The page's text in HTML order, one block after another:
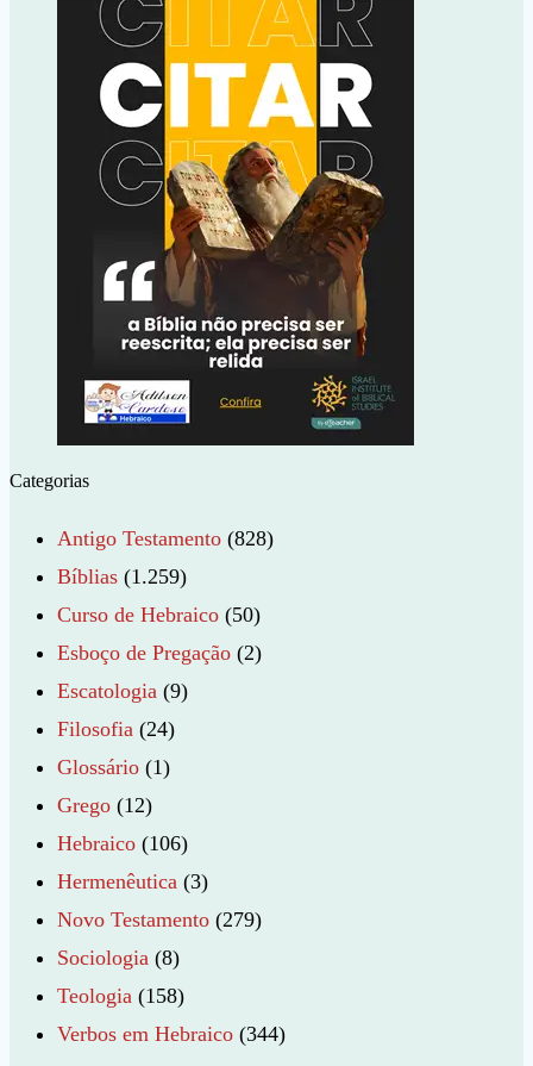
Categorias
Antigo Testamento (828)
Bíblias (1.259)
Curso de Hebraico (50)
Esboço de Pregação (2)
Escatologia (9)
Filosofia (24)
Glossário (1)
Grego (12)
Hebraico (106)
Hermenêutica (3)
Novo Testamento (279)
Sociologia (8)
Teologia (158)
Verbos em Hebraico (344)